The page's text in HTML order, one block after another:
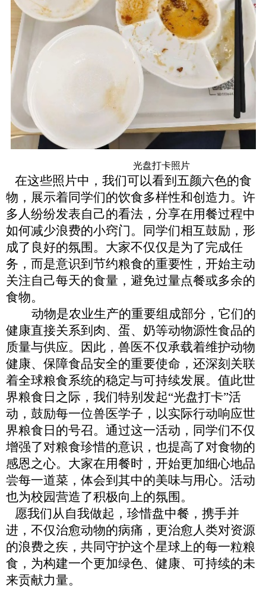
光盘打卡照片
在这些照片中，我们可以看到五颜六色的食
物，展示着同学们的饮食多样性和创造力。许
多人纷纷发表自己的看法，分享在用餐过程中
如何减少浪费的小窍门。同学们相互鼓励，形
成了良好的氛围。大家不仅仅是为了完成任
务，而是意识到节约粮食的重要性，开始主动
关注自己每天的食量，避免过量点餐或多余的
食物。
动物是农业生产的重要组成部分，它们的
健康直接关系到肉、蛋、奶等动物源性食品的
质量与供应。因此，兽医不仅承载着维护动物
健康、保障食品安全的重要使命，还深刻关联
着全球粮食系统的稳定与可持续发展。值此世
界粮食日之际，我们特别发起“光盘打卡”活
动，鼓励每一位兽医学子，以实际行动响应世
界粮食日的号召。通过这一活动，同学们不仅
增强了对粮食珍惜的意识，也提高了对食物的
感恩之心。大家在用餐时，开始更加细心地品
尝每一道菜，体会到其中的美味与用心。活动
也为校园营造了积极向上的氛围。
愿我们从自我做起，珍惜盘中餐，携手并
进，不仅治愈动物的病痛，更治愈人类对资源
的浪费之疾，共同守护这个星球上的每一粒粮
食，为构建一个更加绿色、健康、可持续的未
来贡献力量。